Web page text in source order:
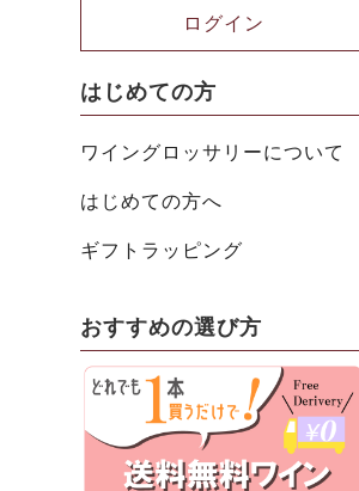
ログイン
はじめての方
ワイングロッサリーについて
はじめての方へ
ギフトラッピング
おすすめの選び方